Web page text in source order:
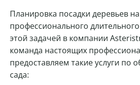
Планировка посадки деревьев
профессионального
этой задачей в компании
команда настоящих
предоставляем такие услуги по
сада: